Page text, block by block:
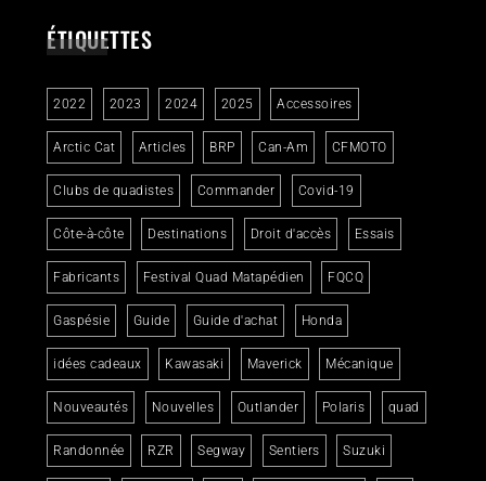
ÉTIQUETTES
2022 2023 2024 2025 Accessoires
Arctic Cat Articles BRP Can-Am CFMOTO
Clubs de quadistes Commander Covid-19
Côte-à-côte Destinations Droit d'accès Essais
Fabricants Festival Quad Matapédien FQCQ
Gaspésie Guide Guide d'achat Honda
idées cadeaux Kawasaki Maverick Mécanique
Nouveautés Nouvelles Outlander Polaris quad
Randonnée RZR Segway Sentiers Suzuki